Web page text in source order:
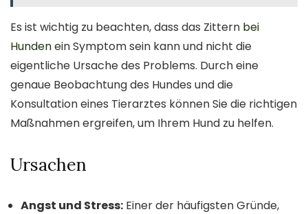
Es ist wichtig zu beachten, dass das Zittern bei
Hundenein Symptom sein kann und nicht die
eigentliche Ursache des Problems. Durch eine
genaue Beobachtung des Hundes und die
Konsultation eines Tierarztes können Sie die richtigen
Maßnahmen ergreifen, um Ihrem Hund zu helfen.
Ursachen
Angst und Stress: Einer der häufigsten Gründe,